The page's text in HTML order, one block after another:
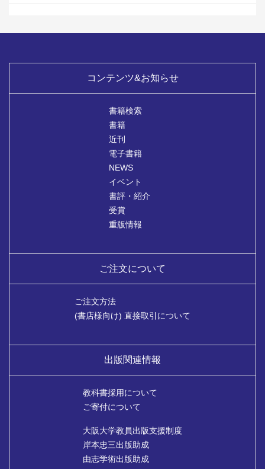
コンテンツ&お知らせ
書籍検索
書籍
近刊
電子書籍
NEWS
イベント
書評・紹介
受賞
重版情報
ご注文について
ご注文方法
(書店様向け) 直接取引について
出版関連情報
教科書採用について
ご寄付について
大阪大学教員出版支援制度
岸本忠三出版助成
由志学術出版助成